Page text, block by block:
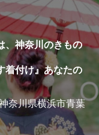
、神奈川のきもの
着付け』あなたの
奈川県横浜市青葉